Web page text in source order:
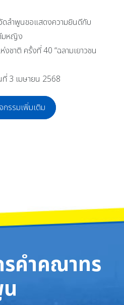
ดลำพูนขอแสดงความยินดีกับ
มหญิง
ชาติ ครั้งที่ 40 “ฉลามเยาวชน
3 เมษายน 2568
กรรมเพิ่มเติม
เรียนห้องเรียนทั่วไป ชั้น ม.1 วันเสาร์ที่ 5
วันศุกร์ ที่ 4 เมษายน 2568 คณะผู้บริหาร ค
รคำคณาทร